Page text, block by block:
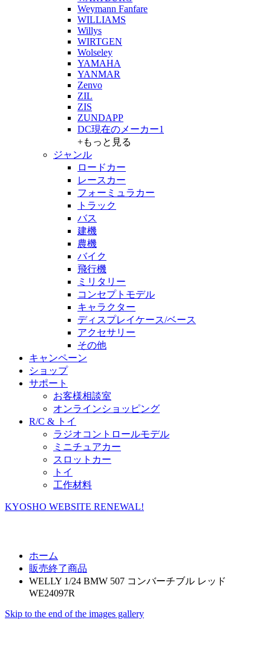
Weymann Fanfare
WILLIAMS
Willys
WIRTGEN
Wolseley
YAMAHA
YANMAR
Zenvo
ZIL
ZIS
ZUNDAPP
DC現在のメーカー1
+もっと見る
ジャンル
ロードカー
レースカー
フォーミュラカー
トラック
バス
建機
農機
バイク
飛行機
ミリタリー
コンセプトモデル
キャラクター
ディスプレイケース/ベース
アクセサリー
その他
キャンペーン
ショップ
サポート
お客様相談室
オンラインショッピング
R/C & トイ
ラジオコントロールモデル
ミニチュアカー
スロットカー
トイ
工作材料
KYOSHO WEBSITE RENEWAL!
ホーム
販売終了商品
WELLY 1/24 BMW 507 コンバーチブル レッド
WE24097R
Skip to the end of the images gallery